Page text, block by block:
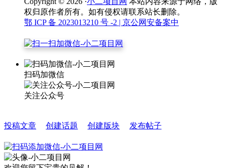
权归原作者所有。如有侵权请联系站长删除。
鄂 ICP 备 2023013210 号 -2 | 京公网安备案中
扫码加微信
关注公众号
投稿文章 创建话题 创建版块 发布帖子